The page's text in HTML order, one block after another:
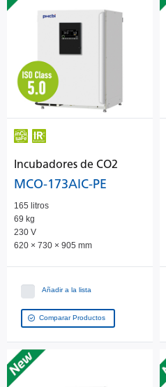
Incubadores de CO2
MCO-173AIC-PE
165 litros
69 kg
230 V
620 × 730 × 905 mm
Añadir a la lista
Comparar Productos